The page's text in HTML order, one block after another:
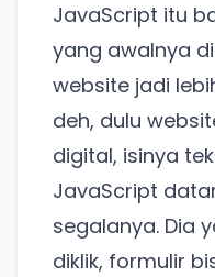
JavaScript itu
yang awalnya
website jadi
deh, dulu
digital, isinya
JavaScript
segalanya. Dia
diklik, formulir
Tanpa daftar ulang,
pakai